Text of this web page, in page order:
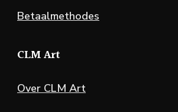
Betaalmethodes
CLM Art
Over CLM Art